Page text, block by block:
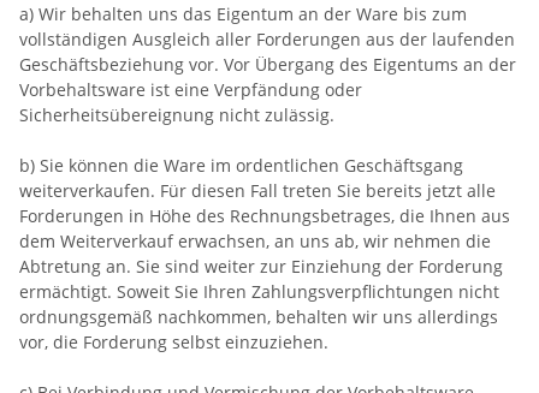
a) Wir behalten uns das Eigentum an der Ware bis zum
vollständigen Ausgleich aller Forderungen aus der laufenden
Geschäftsbeziehung vor. Vor Übergang des Eigentums an der
Vorbehaltsware ist eine Verpfändung oder
Sicherheitsübereignung nicht zulässig.
b) Sie können die Ware im ordentlichen Geschäftsgang
weiterverkaufen. Für diesen Fall treten Sie bereits jetzt alle
Forderungen in Höhe des Rechnungsbetrages, die Ihnen aus
dem Weiterverkauf erwachsen, an uns ab, wir nehmen die
Abtretung an. Sie sind weiter zur Einziehung der Forderung
ermächtigt. Soweit Sie Ihren Zahlungsverpflichtungen nicht
ordnungsgemäß nachkommen, behalten wir uns allerdings
vor, die Forderung selbst einzuziehen.